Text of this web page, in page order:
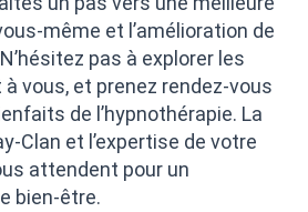
même et l’amélioration de
pas à explorer les
vous, et prenez rendez-vous
de l’hypnothérapie. La
Clan et l’expertise de votre
attendent pour un
bien-être.